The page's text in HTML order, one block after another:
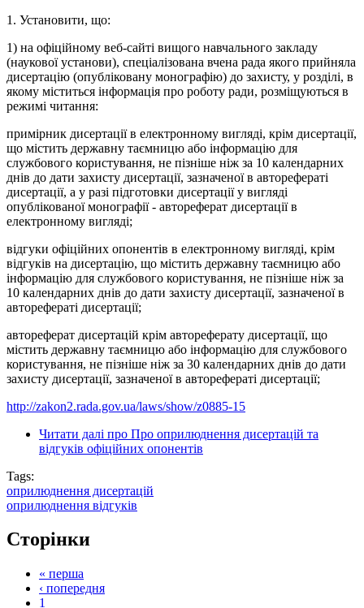
1. Установити, що:
1) на офіційному веб-сайті вищого навчального закладу
(наукової установи), спеціалізована вчена рада якого прийняла
дисертацію (опубліковану монографію) до захисту, у розділі, в
якому міститься інформація про роботу ради, розміщуються в
режимі читання:
примірник дисертації в електронному вигляді, крім дисертації,
що містить державну таємницю або інформацію для
службового користування, не пізніше ніж за 10 календарних
днів до дати захисту дисертації, зазначеної в авторефераті
дисертації, а у разі підготовки дисертації у вигляді
опублікованої монографії - автореферат дисертації в
електронному вигляді;
відгуки офіційних опонентів в електронному вигляді, крім
відгуків на дисертацію, що містить державну таємницю або
інформацію для службового користування, не пізніше ніж за
10 календарних днів до дати захисту дисертації, зазначеної в
авторефераті дисертації;
автореферат дисертацій крім автореферату дисертації, що
містить державну таємницю або інформацію для службового
користування, не пізніше ніж за 30 календарних днів до дати
захисту дисертації, зазначеної в авторефераті дисертації;
http://zakon2.rada.gov.ua/laws/show/z0885-15
Читати далі про Про оприлюднення дисертацій та
відгуків офіційних опонентів
Tags:
оприлюднення дисертацій
оприлюднення відгуків
Сторінки
« перша
‹ попередня
1